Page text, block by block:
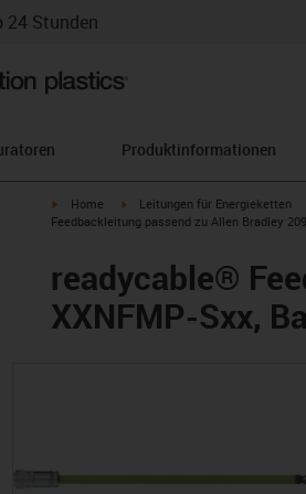
24 Stunden
Produktinformationen
igus-icon-arrow-right
Home igus-icon-arrow-right
Leitungen für Energieketten
Feedbackleitung passend zu Allen Bradley
readycable®
XXNFMP-Sxx,